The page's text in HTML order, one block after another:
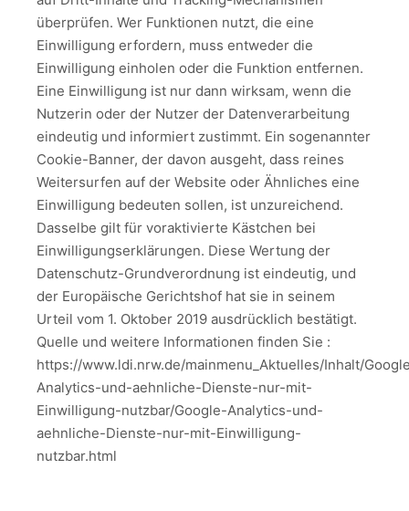
überprüfen. Wer Funktionen nutzt, die eine
Einwilligung erfordern, muss entweder die
Einwilligung einholen oder die Funktion entfernen.
Eine Einwilligung ist nur dann wirksam, wenn die
Nutzerin oder der Nutzer der Datenverarbeitung
eindeutig und informiert zustimmt. Ein sogenannter
Cookie-Banner, der davon ausgeht, dass reines
Weitersurfen auf der Website oder Ähnliches eine
Einwilligung bedeuten sollen, ist unzureichend.
Dasselbe gilt für voraktivierte Kästchen bei
Einwilligungserklärungen. Diese Wertung der
Datenschutz-Grundverordnung ist eindeutig, und
der Europäische Gerichtshof hat sie in seinem
Urteil vom 1. Oktober 2019 ausdrücklich bestätigt.
Quelle und weitere Informationen finden Sie :
https://www.ldi.nrw.de/mainmenu_Aktuelles/Inhalt/
Analytics-und-aehnliche-Dienste-nur-mit-
Einwilligung-nutzbar/Google-Analytics-und-
aehnliche-Dienste-nur-mit-Einwilligung-
nutzbar.html